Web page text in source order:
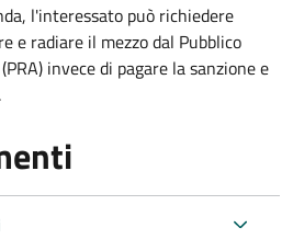
l'interessato può richiedere
e radiare il mezzo dal Pubblico
invece di pagare la sanzione e